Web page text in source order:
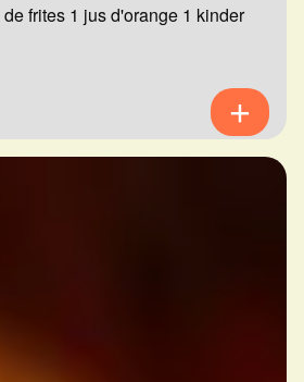
frites 1 jus d'orange 1 kinder